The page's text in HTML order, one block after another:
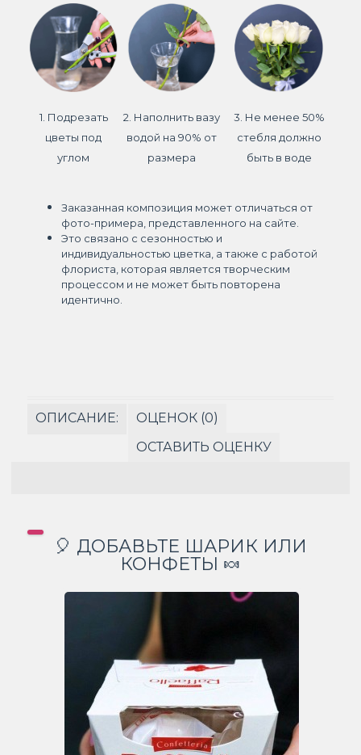
1. Подрезать
цветы под
углом
2. Наполнить вазу
водой на 90% от
размера
3. Не менее 50%
стебля должно
быть в воде
Заказанная композиция может отличаться от
фото-примера, представленного на сайте.
Это связано с сезонностью и
индивидуальностью цветка, а также с работой
флориста, которая является творческим
процессом и не может быть повторена
идентично.
ОПИСАНИЕ:
ОЦЕНОК (0)
ОСТАВИТЬ ОЦЕНКУ
🎈 ДОБАВЬТЕ ШАРИК ИЛИ
КОНФЕТЫ 🍬